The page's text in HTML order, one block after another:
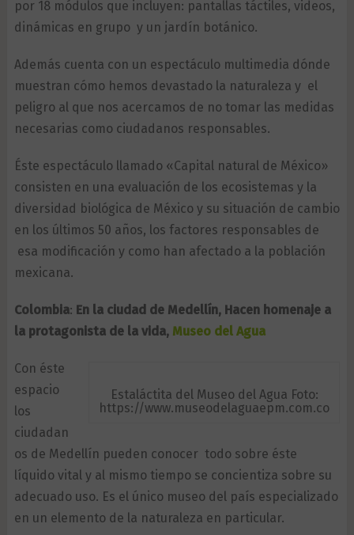
por 18 módulos que incluyen: pantallas táctiles, videos,
dinámicas en grupo y un jardín botánico.
Además cuenta con un espectáculo multimedia dónde
muestran cómo hemos devastado la naturaleza y el
peligro al que nos acercamos de no tomar las medidas
necesarias como ciudadanos responsables.
Éste espectáculo llamado «Capital natural de México»
consisten en una evaluación de los ecosistemas y la
diversidad biológica de México y su situación de cambio
en los últimos 50 años, los factores responsables de
esa modificación y como han afectado a la población
mexicana.
Colombia: En la ciudad de Medellín, Hacen homenaje a
la protagonista de la vida, Museo del Agua
Estaláctita del Museo del Agua Foto:
https://www.museodelaguaepm.com.co
Con éste
espacio
los
ciudadan
os de Medellín pueden conocer todo sobre éste
líquido vital y al mismo tiempo se concientiza sobre su
adecuado uso. Es el único museo del país especializado
en un elemento de la naturaleza en particular.